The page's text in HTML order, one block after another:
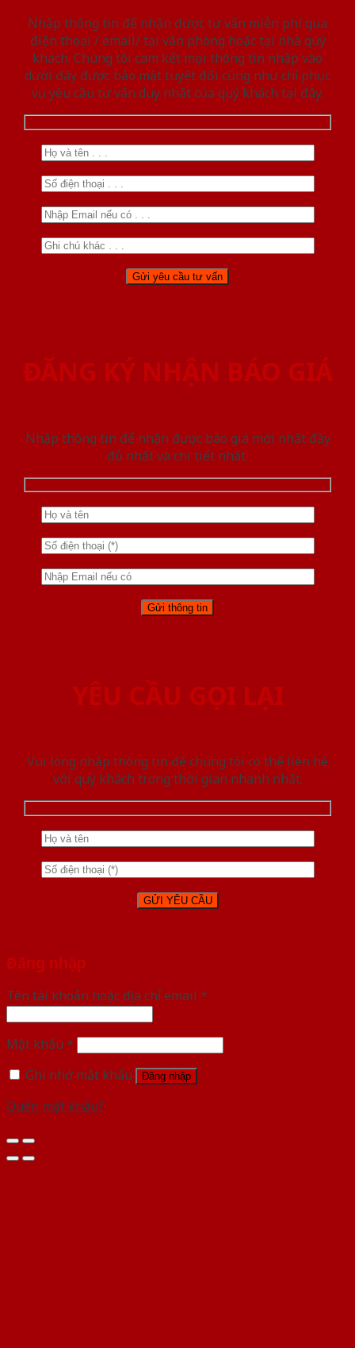
Nhập thông tin để nhận được tư vấn miễn phí qua
điện thoại / email/ tại văn phòng hoặc tại nhà quý
khách. Chúng tôi cam kết mọi thông tin nhập vào
dưới đây được bảo mật tuyệt đối cũng như chỉ phục
vụ yêu cầu tư vấn duy nhất của quý khách tại đây.
ĐĂNG KÝ NHẬN BÁO GIÁ
Nhập thông tin để nhận được báo giá mới nhât đầy
đủ nhất và chi tiết nhất.
YÊU CẦU GỌI LẠI
Vui lòng nhập thông tin để chúng tôi có thể liên hệ
với quý khách trong thời gian nhanh nhất.
Đăng nhập
Tên tài khoản hoặc địa chỉ email *
Mật khẩu *
Ghi nhớ mật khẩu
Đăng nhập
Quên mật khẩu?